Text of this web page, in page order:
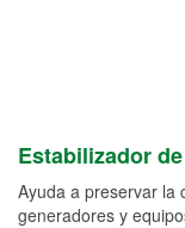
Estabilizador
Ayuda a preservar la
generadores y